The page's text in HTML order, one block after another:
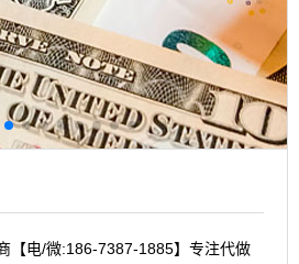
【电/微:186-7387-1885】专注代做